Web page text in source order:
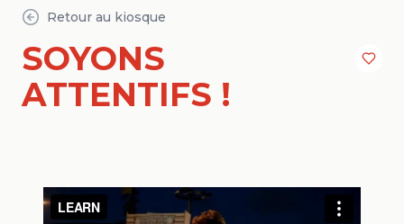
Retour au kiosque
SOYONS
ATTENTIFS !